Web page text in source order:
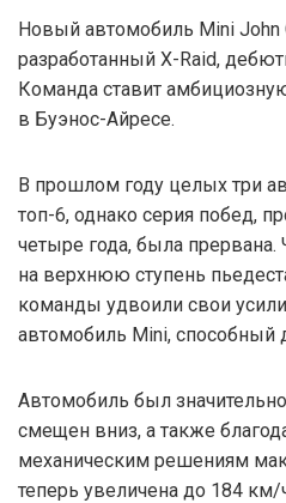
Новый автомобиль Mini John
разработанный X-Raid,
Команда ставит
в Буэнос-Айресе.
В прошлом году целых три
топ-6, однако серия побед,
четыре года, была
на верхнюю ступень
команды удвоили свои
автомобиль Mini, способный
Автомобиль был
смещен вниз, а также
механическим решениям
теперь увеличена до 184 км/